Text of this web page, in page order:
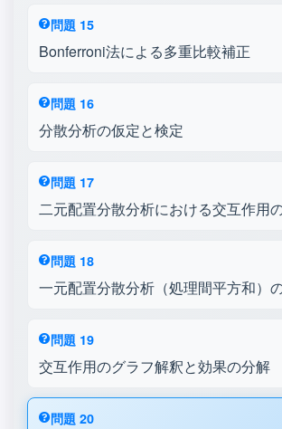
問題 15
Bonferroni法による多重比較補正
問題 16
分散分析の仮定と検定
問題 17
二元配置分散分析における交互作用
問題 18
一元配置分散分析（処理間平方和）
問題 19
交互作用のグラフ解釈と効果の分解
問題 20